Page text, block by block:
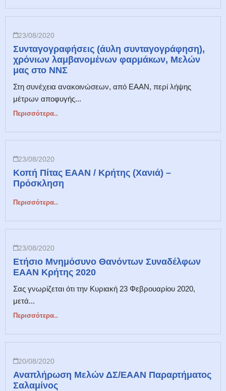
23/08/2020
Συνταγογραφήσεις (άυλη συνταγογράφηση),
χρόνιων λαμβανομένων φαρμάκων, Μελών
μας στο ΝΝΣ
Στη συνέχεια ανακοινώσεων, από ΕΑΑΝ, περί λήψης
μέτρων αποφυγής...
Περισσότερα..
23/08/2020
Κοπή Πίτας ΕΑΑΝ / Κρήτης (Χανιά) –
Πρόσκληση
Περισσότερα..
23/08/2020
Ετήσιο Μνημόσυνο Θανόντων Συναδέλφων
ΕΑΑΝ Κρήτης 2020
Σας γνωρίζεται ότι την Κυριακή 23 Φεβρουαρίου 2020,
μετά...
Περισσότερα..
20/08/2020
Αναπλήρωση Μελών ΔΣ/ΕΑΑΝ Παραρτήματος
Σαλαμίνος